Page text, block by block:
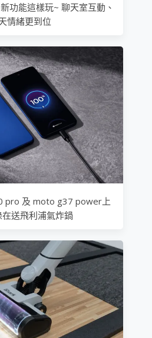
功能這樣玩~ 聊天室互動、
情緒更到位
pro 及 moto g37 power上
送飛利浦氣炸鍋